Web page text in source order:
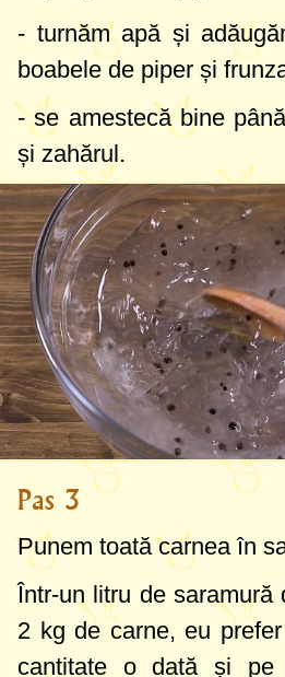
- turnăm apă și
boabele de piper și
- se amestecă bine
și zahărul.
Pas 3
Punem toată carnea în
Într-un litru de saramură
2 kg de carne, eu
cantitate o dată și pe